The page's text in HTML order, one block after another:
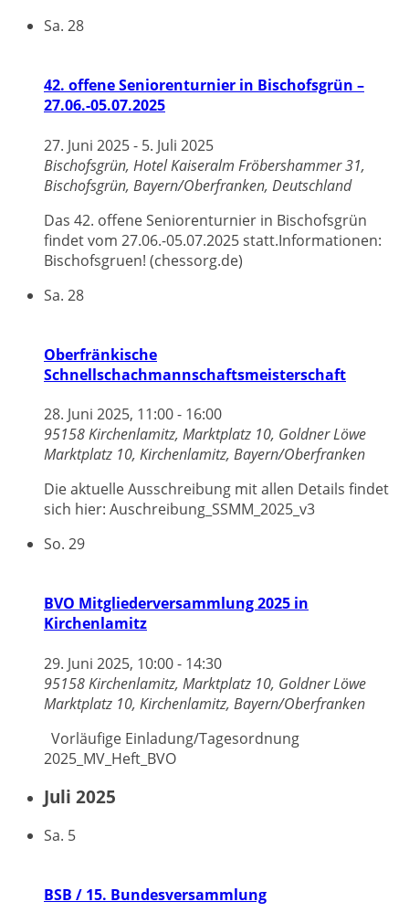
Sa. 28
42. offene Seniorenturnier in Bischofsgrün –
27.06.-05.07.2025
27. Juni 2025- 5. Juli 2025
Bischofsgrün, Hotel Kaiseralm Fröbershammer 31,
Bischofsgrün, Bayern/Oberfranken, Deutschland
Das 42. offene Seniorenturnier in Bischofsgrün
findet vom 27.06.-05.07.2025 statt.Informationen:
Bischofsgruen! (chessorg.de)
Sa. 28
Oberfränkische
Schnellschachmannschaftsmeisterschaft
28. Juni 2025, 11:00- 16:00
95158 Kirchenlamitz, Marktplatz 10, Goldner Löwe
Marktplatz 10, Kirchenlamitz, Bayern/Oberfranken
Die aktuelle Ausschreibung mit allen Details findet
sich hier: Auschreibung_SSMM_2025_v3
So. 29
BVO Mitgliederversammlung 2025 in
Kirchenlamitz
29. Juni 2025, 10:00- 14:30
95158 Kirchenlamitz, Marktplatz 10, Goldner Löwe
Marktplatz 10, Kirchenlamitz, Bayern/Oberfranken
Vorläufige Einladung/Tagesordnung
2025_MV_Heft_BVO
Juli 2025
Sa. 5
BSB / 15. Bundesversammlung